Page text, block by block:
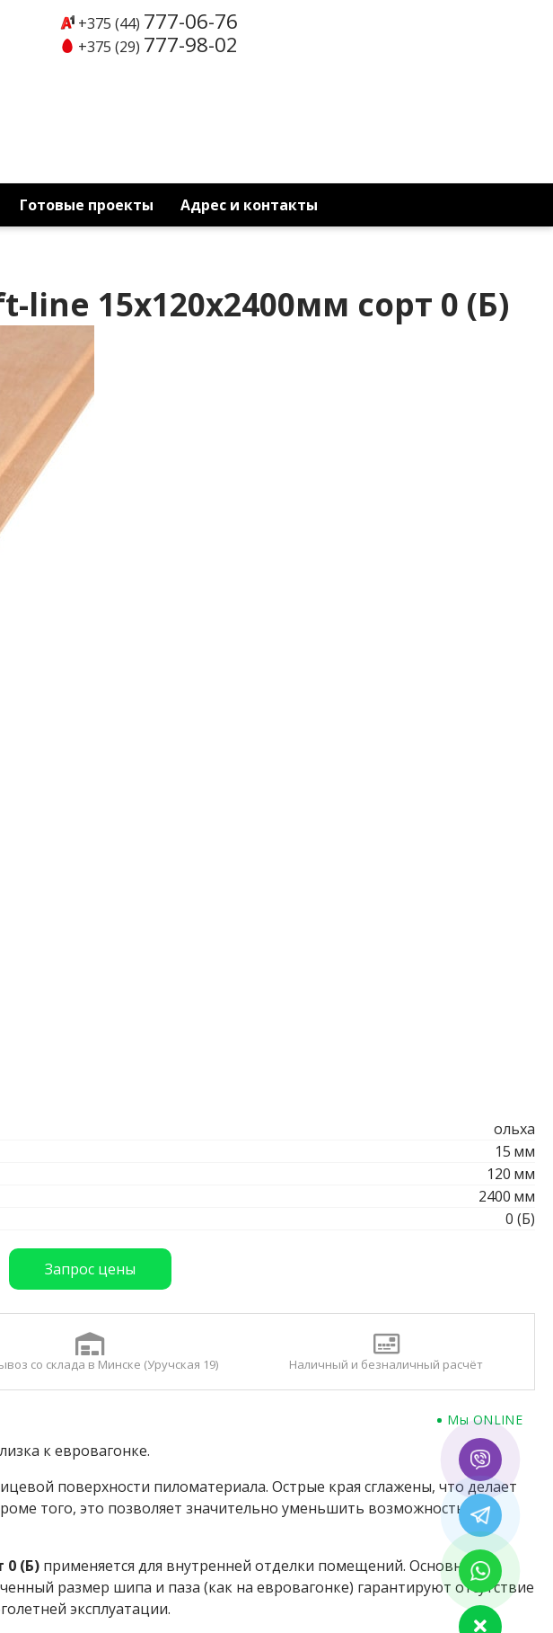
+375 (44) 777-06-76
+375 (29) 777-98-02
Готовые проекты Адрес и контакты
line 15x120x2400мм сорт 0 (Б)
ольха
15 мм
120 мм
2400 мм
0 (Б)
Запрос цены
со склада в Минске (Уручская 19) Наличный и безналичный расчёт
к евровагонке.
поверхности пиломатериала. Острые края сглажены, что делает
того, это позволяет значительно уменьшить возможность
0 (Б)применяется для внутренней отделки помещений. Основной её
размер шипа и паза (как на евровагонке) гарантируют отсутствие
эксплуатации.
Мы ONLINE